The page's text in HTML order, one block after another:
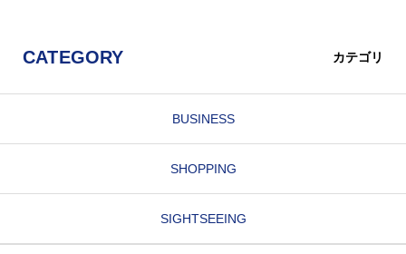
CATEGORY カテゴリ
BUSINESS
SHOPPING
SIGHTSEEING